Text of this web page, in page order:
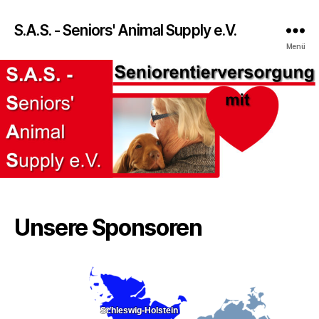
S.A.S. - Seniors' Animal Supply e.V.
Menü
Unsere Sponsoren
Schleswig-Holstein
Schleswig-Holstein